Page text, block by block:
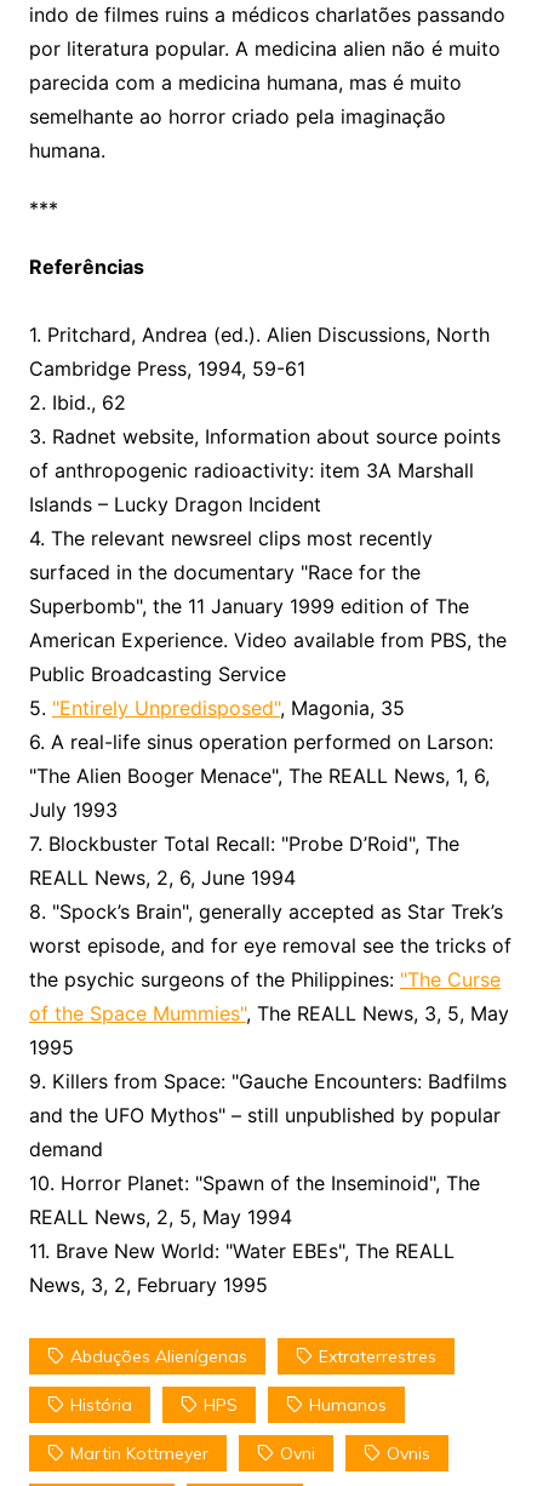
indo de filmes ruins a médicos charlatões passando
por literatura popular. A medicina alien não é muito
parecida com a medicina humana, mas é muito
semelhante ao horror criado pela imaginação
humana.
***
Referências
1. Pritchard, Andrea (ed.). Alien Discussions, North
Cambridge Press, 1994, 59-61
2. Ibid., 62
3. Radnet website, Information about source points
of anthropogenic radioactivity: item 3A Marshall
Islands – Lucky Dragon Incident
4. The relevant newsreel clips most recently
surfaced in the documentary "Race for the
Superbomb", the 11 January 1999 edition of The
American Experience. Video available from PBS, the
Public Broadcasting Service
5. "Entirely Unpredisposed", Magonia, 35
6. A real-life sinus operation performed on Larson:
"The Alien Booger Menace", The REALL News, 1, 6,
July 1993
7. Blockbuster Total Recall: "Probe D’Roid", The
REALL News, 2, 6, June 1994
8. "Spock’s Brain", generally accepted as Star Trek’s
worst episode, and for eye removal see the tricks of
the psychic surgeons of the Philippines: "The Curse
of the Space Mummies", The REALL News, 3, 5, May
1995
9. Killers from Space: "Gauche Encounters: Badfilms
and the UFO Mythos" – still unpublished by popular
demand
10. Horror Planet: "Spawn of the Inseminoid", The
REALL News, 2, 5, May 1994
11. Brave New World: "Water EBEs", The REALL
News, 3, 2, February 1995
Abduções Alienígenas Extraterrestres
História HPS Humanos
Martin Kottmeyer Ovni Ovnis